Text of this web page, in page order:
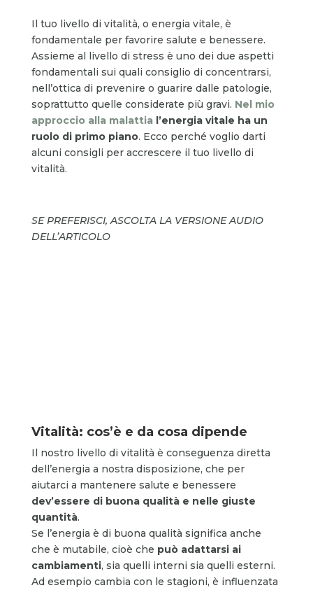
Il tuo livello di vitalità, o energia vitale, è
fondamentale per favorire salute e benessere.
Assieme al livello di stress è uno dei due aspetti
fondamentali sui quali consiglio di concentrarsi,
nell’ottica di prevenire o guarire dalle patologie,
soprattutto quelle considerate più gravi. Nel mio
approccio alla malattia l’energia vitale ha un
ruolo di primo piano. Ecco perché voglio darti
alcuni consigli per accrescere il tuo livello di
vitalità.
SE PREFERISCI, ASCOLTA LA VERSIONE AUDIO
DELL’ARTICOLO
Vitalità: cos’è e da cosa dipende
Il nostro livello di vitalità è conseguenza diretta
dell’energia a nostra disposizione, che per
aiutarci a mantenere salute e benessere
dev’essere di buona qualità e nelle giuste
quantità.
Se l’energia è di buona qualità significa anche
che è mutabile, cioè che può adattarsi ai
cambiamenti, sia quelli interni sia quelli esterni.
Ad esempio cambia con le stagioni, è influenzata